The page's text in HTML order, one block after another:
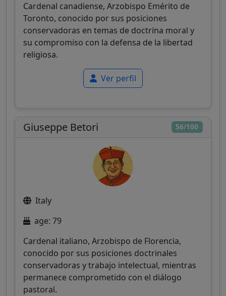
Cardenal canadiense, Arzobispo Emérito de
Toronto, conocido por sus posiciones
conservadoras en temas de doctrina moral y
su compromiso con la defensa de la libertad
religiosa.
Ver perfil
56/100
Giuseppe Betori
Italy
age: 79
Cardenal italiano, Arzobispo de Florencia,
conocido por sus posiciones doctrinales
conservadoras y trabajo intelectual, mientras
permanece comprometido con el diálogo
pastoral.